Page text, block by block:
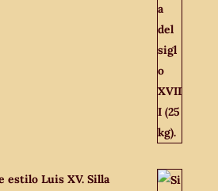
estilo Luis XV. Silla